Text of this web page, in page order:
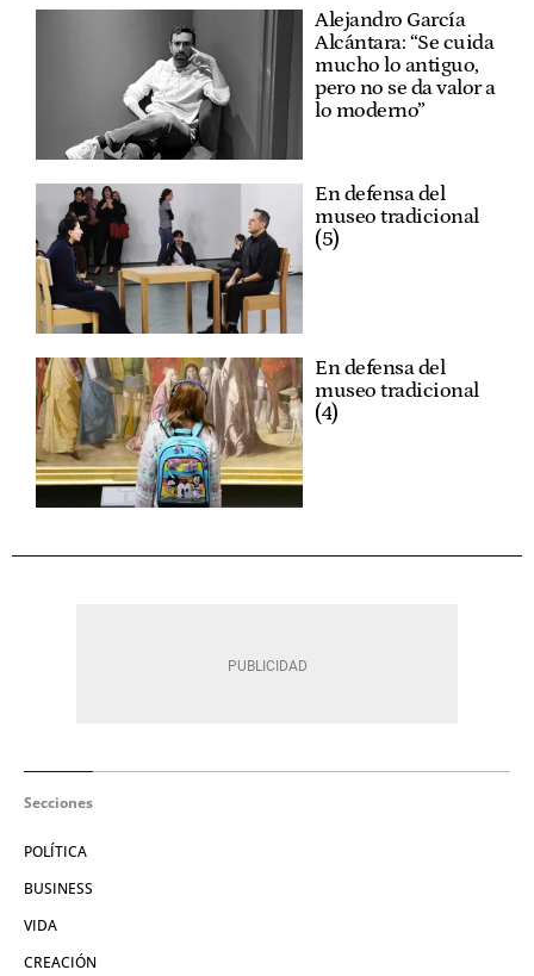
Alejandro García
Alcántara: “Se cuida
mucho lo antiguo,
pero no se da valor a
lo moderno”
En defensa del
museo tradicional
(5)
En defensa del
museo tradicional
(4)
Secciones
POLÍTICA
BUSINESS
VIDA
CREACIÓN